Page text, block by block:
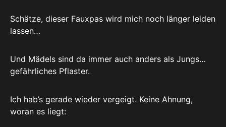
Schätze, dieser Fauxpas wird mich noch länger leiden
lassen…
Und Mädels sind da immer auch anders als Jungs…
gefährliches Pflaster.
Ich hab’s gerade wieder vergeigt. Keine Ahnung,
woran es liegt: